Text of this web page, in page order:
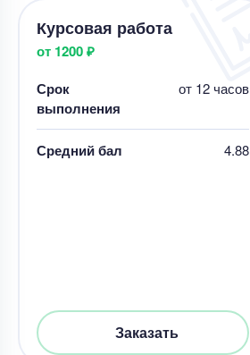
Курсовая работа
от 1200 ₽
Срок
выполнения
от 12 часов
Средний бал 4.88
Заказать